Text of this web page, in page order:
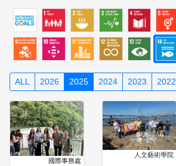
ALL 2026 2025 2024 2023 2022
國際事務處
人文藝術學院